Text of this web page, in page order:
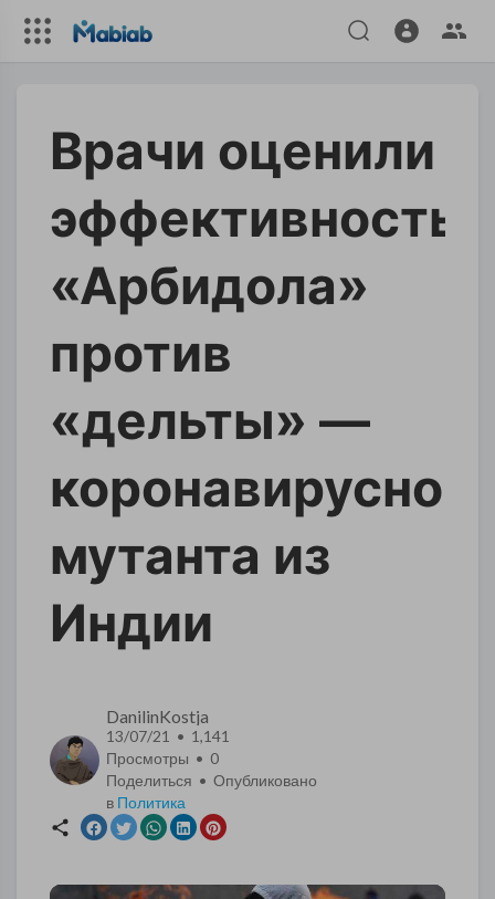
Врачи оценили
эффективность
«Арбидола»
против
«дельты» —
коронавирусного
мутанта из
Индии
DanilinKostja
13/07/21 • 1,141
Просмотры • 0
Поделиться • Опубликовано
в Политика